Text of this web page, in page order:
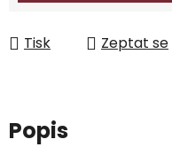
Tisk Zeptat se
Popis